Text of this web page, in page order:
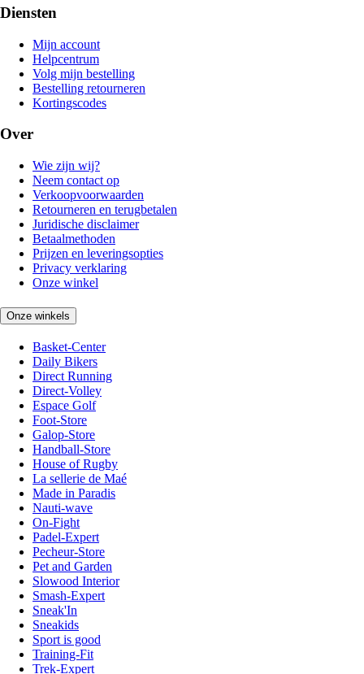
Diensten
Mijn account
Helpcentrum
Volg mijn bestelling
Bestelling retourneren
Kortingscodes
Over
Wie zijn wij?
Neem contact op
Verkoopvoorwaarden
Retourneren en terugbetalen
Juridische disclaimer
Betaalmethoden
Prijzen en leveringsopties
Privacy verklaring
Onze winkel
Onze winkels
Basket-Center
Daily Bikers
Direct Running
Direct-Volley
Espace Golf
Foot-Store
Galop-Store
Handball-Store
House of Rugby
La sellerie de Maé
Made in Paradis
Nauti-wave
On-Fight
Padel-Expert
Pecheur-Store
Pet and Garden
Slowood Interior
Smash-Expert
Sneak'In
Sneakids
Sport is good
Training-Fit
Trek-Expert